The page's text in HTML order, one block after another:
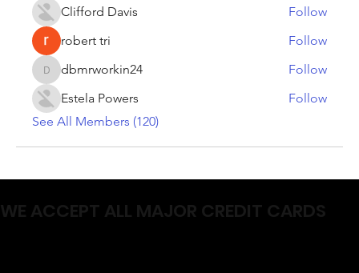
Clifford Davis
Follow
robert tri
Follow
dbmrworkin24
dbmrworkin24
Follow
Estela Powers
Follow
See All Members (120)
WE ACCEPT ALL MAJOR CREDIT CARDS